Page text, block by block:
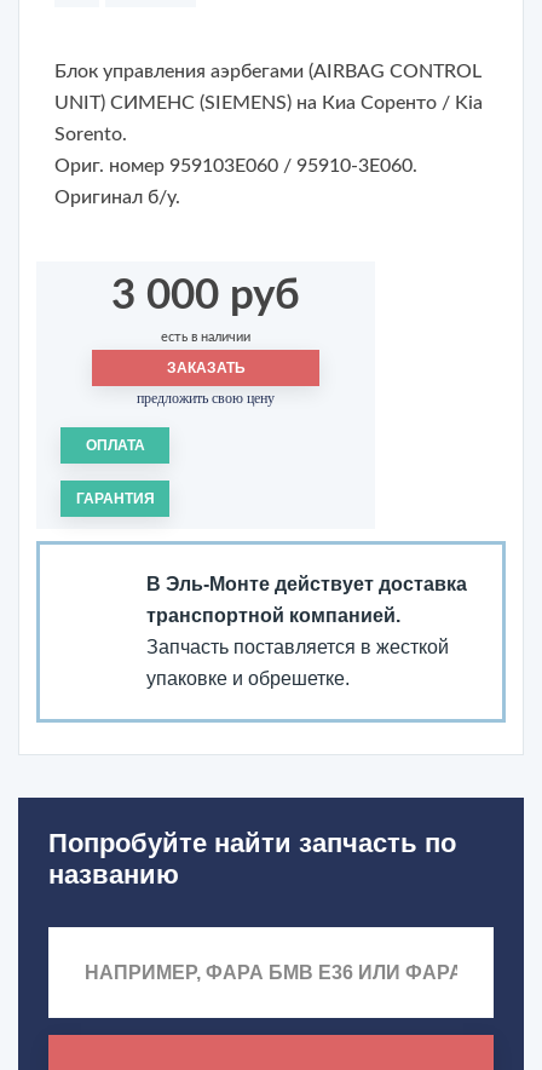
Блок управления аэрбегами (AIRBAG CONTROL
UNIT) СИМЕНС (SIEMENS) на Киа Соренто / Kia
Sorento.
Ориг. номер 959103E060 / 95910-3E060.
Оригинал б/у.
3 000 руб
есть в наличии
ЗАКАЗАТЬ
предложить свою цену
ОПЛАТА
ГАРАНТИЯ
В Эль-Монте действует доставка
транспортной компанией.
Запчасть поставляется в жесткой
упаковке и обрешетке.
Попробуйте найти запчасть по
названию